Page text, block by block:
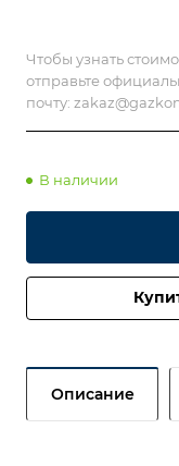
Чтобы узнать
отправьте
почту:
В наличии
Описание